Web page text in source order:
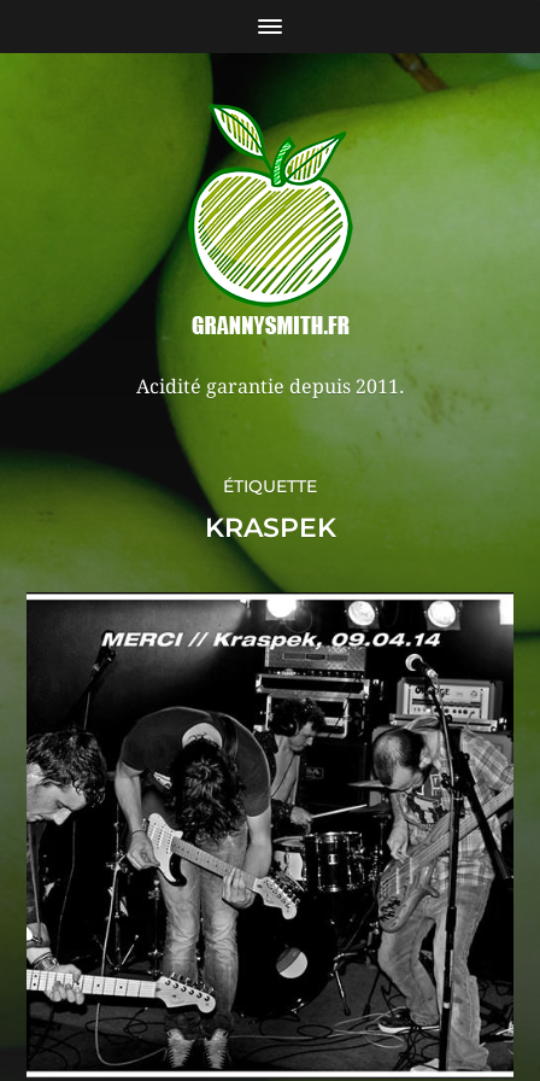
Acidité garantie depuis 2011.
ÉTIQUETTE
KRASPEK